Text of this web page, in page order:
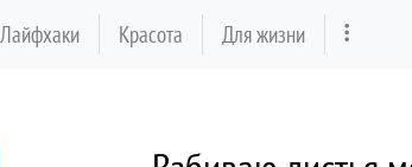
Лайфхаки Красота Для жизни